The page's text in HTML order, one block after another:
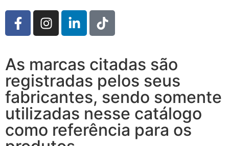
As marcas citadas são
registradas pelos seus
fabricantes, sendo somente
utilizadas nesse catálogo
como referência para os